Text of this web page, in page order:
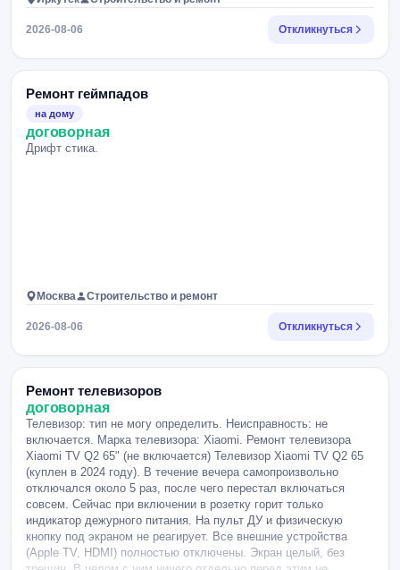
2026-08-06 Откликнуться
Ремонт геймпадов
на дому
договорная
Дрифт стика.
Москва Строительство и ремонт
2026-08-06 Откликнуться
Ремонт телевизоров
договорная
Телевизор: тип не могу определить. Неисправность: не
включается. Марка телевизора: Xiaomi. Ремонт телевизора
Xiaomi TV Q2 65" (не включается) Телевизор Xiaomi TV Q2 65
(куплен в 2024 году). В течение вечера самопроизвольно
отключался около 5 раз, после чего перестал включаться
совсем. Сейчас при включении в розетку горит только
индикатор дежурного питания. На пульт ДУ и физическую
кнопку под экраном не реагирует. Все внешние устройства
(Apple TV, HDMI) полностью отключены. Экран целый, без